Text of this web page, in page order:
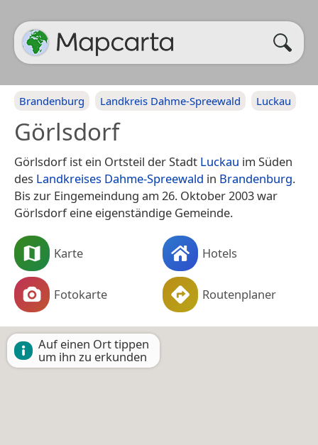
Brandenburg Landkreis Dahme-Spreewald Luckau
Görlsdorf
Görlsdorf ist ein Ortsteil der Stadt Luckau im Süden
des Landkreises Dahme-Spreewald in Brandenburg.
Bis zur Eingemeindung am 26. Oktober 2003 war
Görlsdorf eine eigenständige Gemeinde.
Karte Hotels
Fotokarte Routenplaner
Auf einen Ort tippen
um ihn zu erkunden